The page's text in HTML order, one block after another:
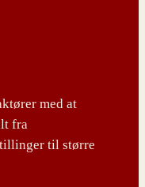
med at
fra
til større